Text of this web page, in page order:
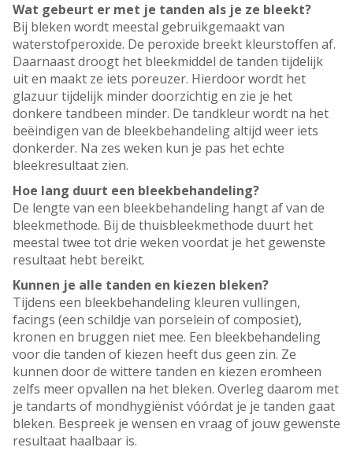
Wat gebeurt er met je tanden als je ze bleekt?
Bij bleken wordt meestal gebruikgemaakt van
waterstofperoxide. De peroxide breekt kleurstoffen af.
Daarnaast droogt het bleekmiddel de tanden tijdelijk
uit en maakt ze iets poreuzer. Hierdoor wordt het
glazuur tijdelijk minder doorzichtig en zie je het
donkere tandbeen minder. De tandkleur wordt na het
beëindigen van de bleekbehandeling altijd weer iets
donkerder. Na zes weken kun je pas het echte
bleekresultaat zien.
Hoe lang duurt een bleekbehandeling?
De lengte van een bleekbehandeling hangt af van de
bleekmethode. Bij de thuisbleekmethode duurt het
meestal twee tot drie weken voordat je het gewenste
resultaat hebt bereikt.
Kunnen je alle tanden en kiezen bleken?
Tijdens een bleekbehandeling kleuren vullingen,
facings (een schildje van porselein of composiet),
kronen en bruggen niet mee. Een bleekbehandeling
voor die tanden of kiezen heeft dus geen zin. Ze
kunnen door de wittere tanden en kiezen eromheen
zelfs meer opvallen na het bleken. Overleg daarom met
je tandarts of mondhygiënist vóórdat je je tanden gaat
bleken. Bespreek je wensen en vraag of jouw gewenste
resultaat haalbaar is.